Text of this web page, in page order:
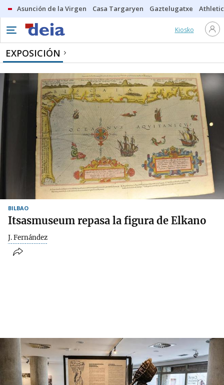
Asunción de la Virgen Casa Targaryen Gaztelugatxe Athletic
Kiosko
EXPOSICIÓN
BILBAO
Itsasmuseum repasa la figura de Elkano
J. Fernández